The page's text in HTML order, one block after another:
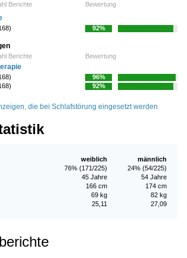
Berichte Bewertung
92%
Berichte Bewertung
96%
92%
die bei Schlafstörung eingesetzt werden
männlich
weiblich
24% (54/225)
76% (171/225)
54 Jahre
45 Jahre
174 cm
166 cm
82 kg
69 kg
27,09
25,11